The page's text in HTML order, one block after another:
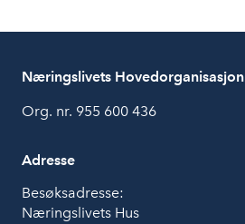
Næringslivets Hovedorganisasjon
Org. nr. 955 600 436
Adresse
Besøksadresse:
Næringslivets Hus